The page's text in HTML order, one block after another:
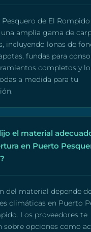
de El
amplia gama de
incluyendo lonas de
fundas para
completos y
a medida para tu
el material
en Puerto
del material depende
climáticas en Puerto
Los proveedores te
sobre opciones como